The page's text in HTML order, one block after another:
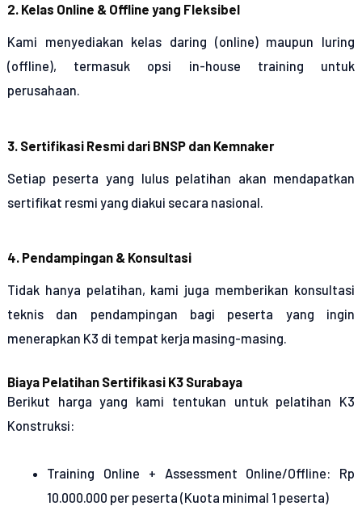
2. Kelas Online & Offline yang Fleksibel
Kami menyediakan kelas daring (online) maupun luring
(offline), termasuk opsi in-house training untuk
perusahaan.
3. Sertifikasi Resmi dari BNSP dan Kemnaker
Setiap peserta yang lulus pelatihan akan mendapatkan
sertifikat resmi yang diakui secara nasional.
4. Pendampingan & Konsultasi
Tidak hanya pelatihan, kami juga memberikan konsultasi
teknis dan pendampingan bagi peserta yang ingin
menerapkan K3 di tempat kerja masing-masing.
Biaya Pelatihan Sertifikasi K3 Surabaya
Berikut harga yang kami tentukan untuk pelatihan K3
Konstruksi:
Training Online + Assessment Online/Offline: Rp
10.000.000 per peserta (Kuota minimal 1 peserta)